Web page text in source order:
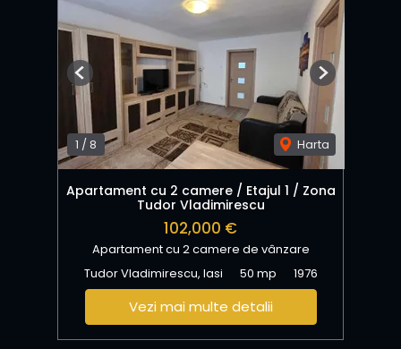
1 /8 Harta
Previous Next
Apartament cu 2 camere / Etajul 1 / Zona
Tudor Vladimirescu
102,000 €
Apartament cu 2 camere de vânzare
Tudor Vladimirescu, Iasi
50 mp 1976
Vezi mai multe detalii